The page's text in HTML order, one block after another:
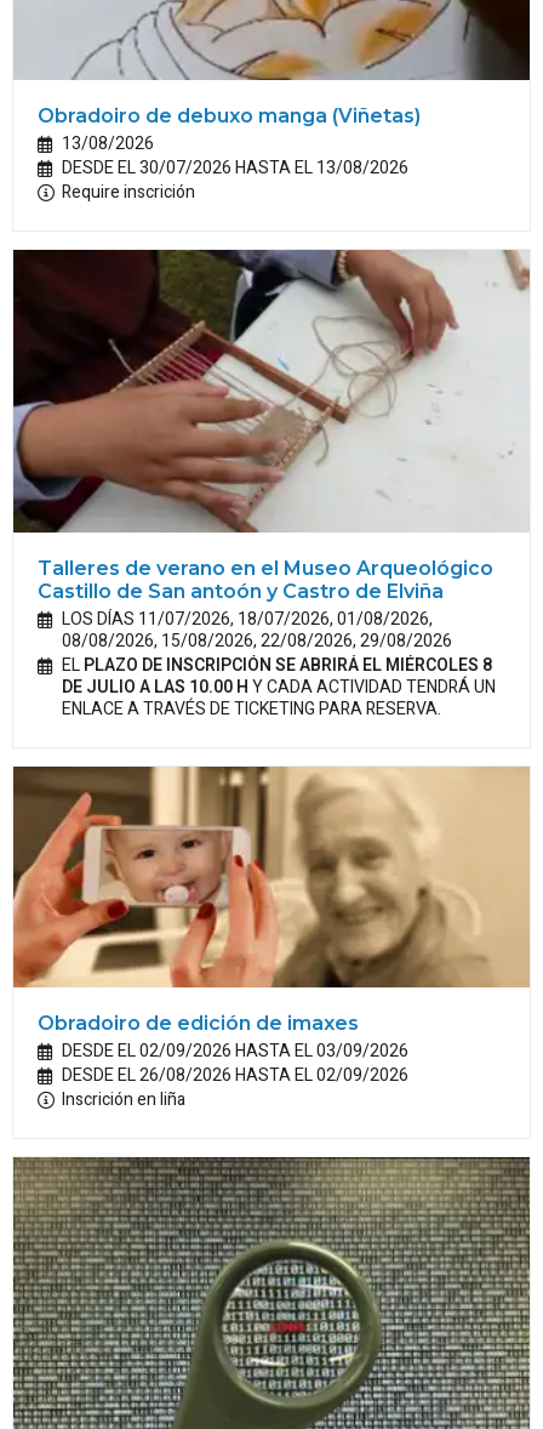
Obradoiro de debuxo manga (Viñetas)
13/08/2026
DESDE EL 30/07/2026 HASTA EL 13/08/2026
Require inscrición
Talleres de verano en el Museo Arqueológico
Castillo de San antoón y Castro de Elviña
LOS DÍAS 11/07/2026, 18/07/2026, 01/08/2026,
08/08/2026, 15/08/2026, 22/08/2026, 29/08/2026
ELPLAZO DE INSCRIPCIÓN SE ABRIRÁ EL MIÉRCOLES 8
DE JULIO A LAS 10.00 HY CADA ACTIVIDAD TENDRÁ UN
ENLACE A TRAVÉS DE TICKETING PARA RESERVA.
Obradoiro de edición de imaxes
DESDE EL 02/09/2026 HASTA EL 03/09/2026
DESDE EL 26/08/2026 HASTA EL 02/09/2026
Inscrición en liña